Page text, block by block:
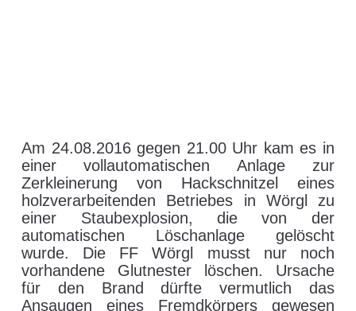
Am 24.08.2016 gegen 21.00 Uhr kam es in
einer vollautomatischen Anlage zur
Zerkleinerung von Hackschnitzel eines
holzverarbeitenden Betriebes in Wörgl zu
einer Staubexplosion, die von der
automatischen Löschanlage gelöscht
wurde. Die FF Wörgl musst nur noch
vorhandene Glutnester löschen. Ursache
für den Brand dürfte vermutlich das
Ansaugen eines Fremdkörpers gewesen